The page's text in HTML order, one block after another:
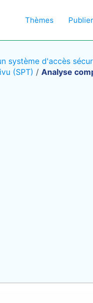
Thèmes
système d'accès
(SPT) / Analyse